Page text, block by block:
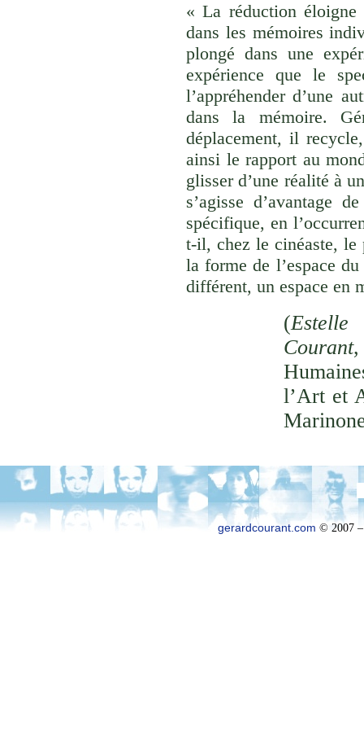
« La réduction
dans les mémoires
plongé dans une
expérience que le
l’appréhender d’une
dans la mémoire.
déplacement, il
ainsi le rapport au
glisser d’une réalité à
s’agisse d’avantage
spécifique, en
t-il, chez le cinéaste, le
la forme de l’espace
différent, un espace en
(
Courant,
l’Art et
gerardcourant.com © 2007